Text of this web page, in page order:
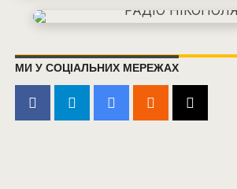
МИ У СОЦІАЛЬНИХ МЕРЕЖАХ